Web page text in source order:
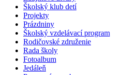
Školský klub detí
Projekty
Prázdniny
Školský vzdelávací program
Rodičovské združenie
Rada školy
Fotoalbum
Jedáleň